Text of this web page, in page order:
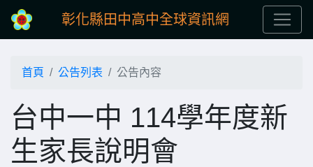
彰化縣田中高中全球資訊網
首頁 公告列表 公告內容
台中一中 114學年度新
生家長說明會